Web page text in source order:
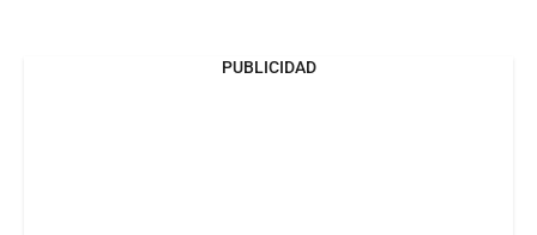
PUBLICIDAD